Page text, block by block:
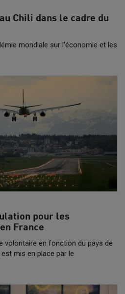
Chili dans le cadre du
mondiale sur l'économie et les
pour les
France
volontaire en fonction du pays de
mis en place par le